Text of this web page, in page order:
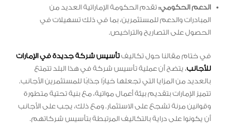
الدعم الحكومي:تقدم الحكومة الإماراتية العديد من
المبادرات والدعم للمستثمرين، بما في ذلك تسهيلات في
الحصول على التصاريح والتراخيص.
في ختام مقالنا حول تكاليفتأسيس شركة جديدة في الإمارات
للأجانب، يتضح أن عملية تأسيس شركة في هذا البلد تتمتع
بالعديد من المزايا التي تجعلها خيارًا جذابًا للمستثمرين الأجانب.
تتميز الإمارات بتقديم بيئة أعمال مواتية، مع بنية تحتية متطورة
وقوانين مرنة تشجع على الاستثمار. ومع ذلك، يجب على الأجانب
أن يكونوا على دراية بالتكاليف المرتبطة بتأسيس شركاتهم.